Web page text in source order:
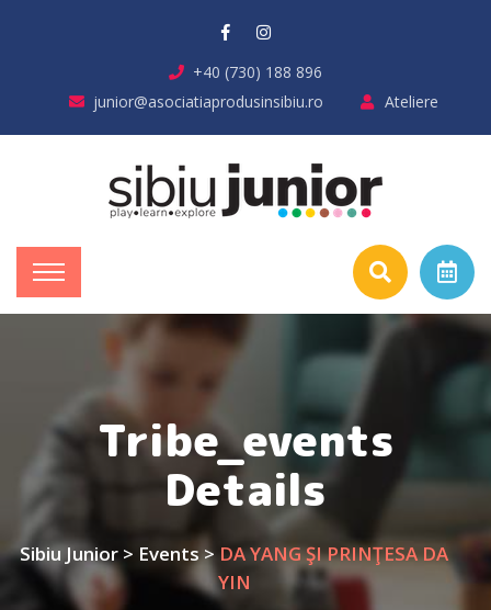
+40 (730) 188 896
junior@asociatiaprodusinsibiu.ro
Ateliere
Tribe_events
Details
Sibiu Junior > Events> DA YANG ŞI PRINŢESA DA
YIN